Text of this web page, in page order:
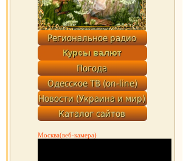
Москва(веб-камера)